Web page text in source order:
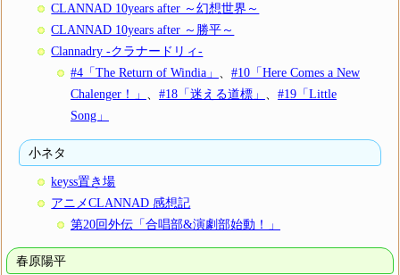
CLANNAD 10years after ～幻想世界～
CLANNAD 10years after ～勝平～
Clannadry -クラナードリィ-
#4「The Return of Windia」
#10「Here Comes a New
Chalenger！」
#18「迷える道標」
#19「Little
Song」
小ネタ
keyss置き場
アニメCLANNAD 感想記
第20回外伝「合唱部&演劇部始動！」
春原陽平